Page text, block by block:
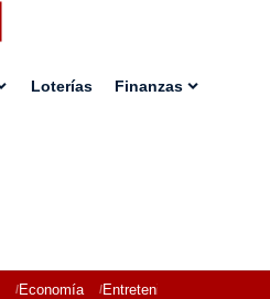
Loterías Finanzas
Economía Entretenimiento